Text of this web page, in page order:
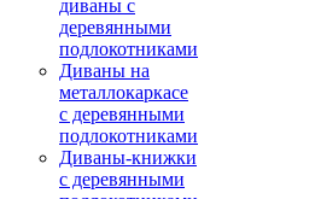
диваны с
деревянными
подлокотниками
Диваны на
металлокаркасе
с деревянными
подлокотниками
Диваны-книжки
c деревянными